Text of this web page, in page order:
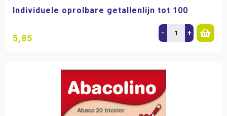
Individuele oprolbare getallenlijn tot 100
5,85 - +